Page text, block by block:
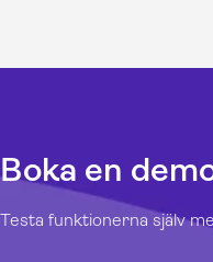
Boka en
Testa funktionerna själv